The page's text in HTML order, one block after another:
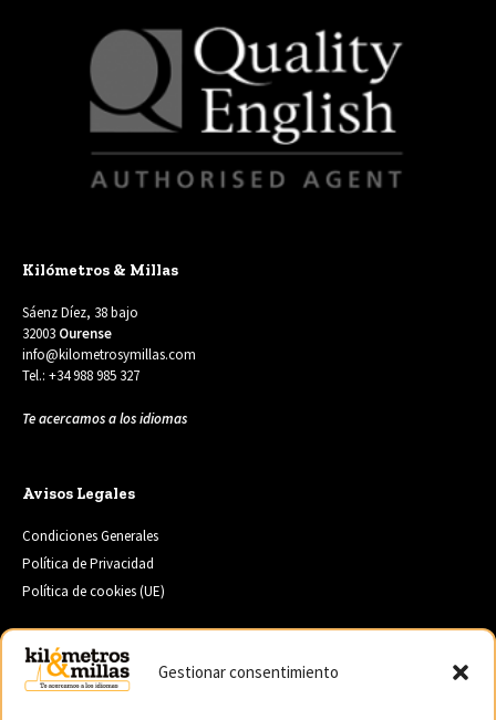
Gestionar consentimiento
Kilómetros & Millas
Sáenz Díez, 38 bajo
32003 Ourense
info@kilometrosymillas.com
Tel.: +34 988 985 327
Te acercamos a los idiomas
Avisos Legales
Condiciones Generales
Política de Privacidad
Política de cookies (UE)
Servicios